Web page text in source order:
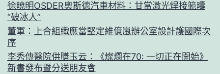
徐曉明OSDER奧斯德汽車材料：甘當激光焊接範疇
“破冰人”
董軍：上合組織應當堅定維億嵐辦公室設計護國際次
序
李秀傳醫院供膳玉云：《燦爛在70: 一切正在開始》
新書發布暨分送朋友會